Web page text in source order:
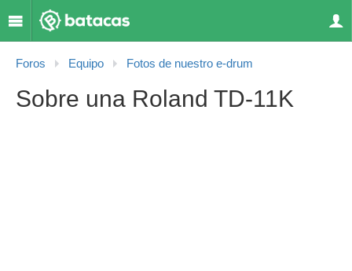
Foros Equipo Fotos de nuestro e-drum
Sobre una Roland TD-11K